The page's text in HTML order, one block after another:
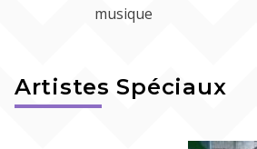
musique
Artistes Spéciaux